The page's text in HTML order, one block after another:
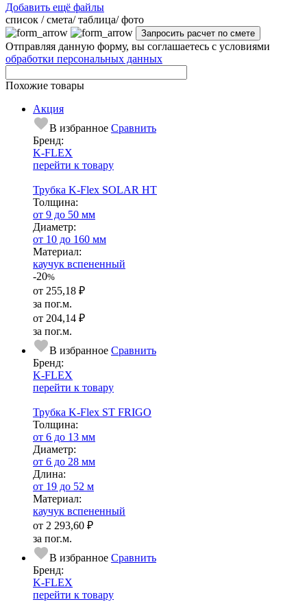
Добавить ещё файлы
cписок / смета/ таблица/ фото
Отправляя данную форму, вы соглашаетесь с условиями
обработки персональных данных
Похожие товары
Акция
В избранное Сравнить
Бренд:
K-FLEX
перейти к товару
Трубка K-Flex SOLAR HT
Тол­щи­на:
от 9 до 50 мм
Диаметр:
от 10 до 160 мм
Ма­­те­­ри­­ал:
каучук вспененный
-20%
от 255,18 ₽
за пог.м.
от 204,14 ₽
за пог.м.
В избранное Сравнить
Бренд:
K-FLEX
перейти к товару
Трубка K-Flex ST FRIGO
Тол­щи­на:
от 6 до 13 мм
Диаметр:
от 6 до 28 мм
Длина:
от 19 до 52 м
Ма­­те­­ри­­ал:
каучук вспененный
от 2 293,60 ₽
за пог.м.
В избранное Сравнить
Бренд:
K-FLEX
перейти к товару